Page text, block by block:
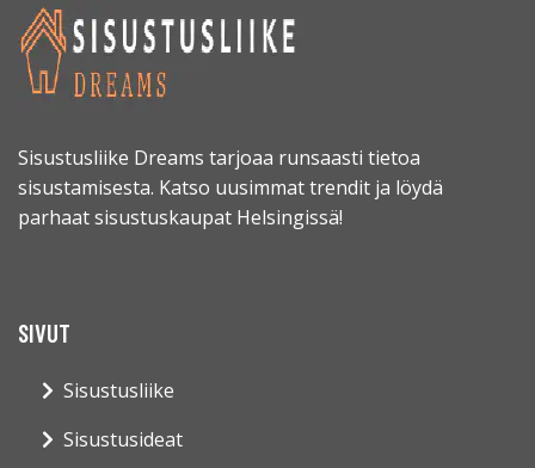
Sisustusliike Dreams tarjoaa runsaasti tietoa
sisustamisesta. Katso uusimmat trendit ja löydä
parhaat sisustuskaupat Helsingissä!
SIVUT
Sisustusliike
Sisustusideat